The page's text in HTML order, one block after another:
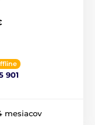
901
mesiacov